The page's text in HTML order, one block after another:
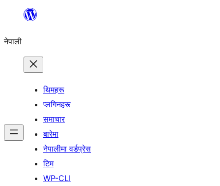
सामग्रीमा
नेपाली
थिमहरू
प्लगिनहरू
समाचार
बारेमा
नेपालीमा वर्डप्रेस
टिम
WP-CLI